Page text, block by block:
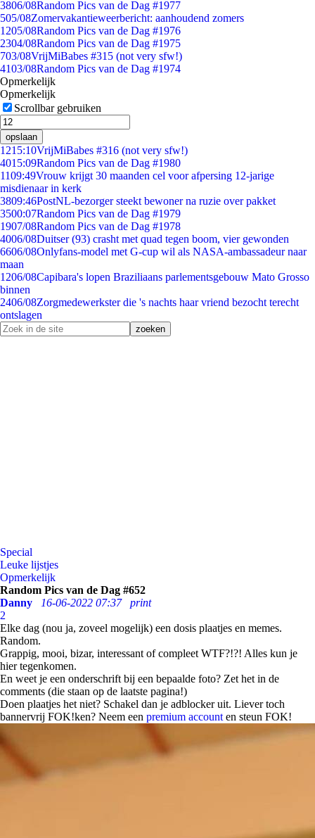
3806/08Random Pics van de Dag #1977
505/08Zomervakantieweerbericht: aanhoudend zomers
1205/08Random Pics van de Dag #1976
2304/08Random Pics van de Dag #1975
703/08VrijMiBabes #315 (not very sfw!)
4103/08Random Pics van de Dag #1974
Opmerkelijk
Opmerkelijk
Scrollbar gebruiken
opslaan
1215:10VrijMiBabes #316 (not very sfw!)
4015:09Random Pics van de Dag #1980
1109:49Vrouw krijgt 30 maanden cel voor afpersing 12-jarige
misdienaar in kerk
3809:46PostNL-bezorger steekt bewoner na ruzie over pakket
3500:07Random Pics van de Dag #1979
1907/08Random Pics van de Dag #1978
4006/08Duitser (93) crasht met quad tegen boom, vier gewonden
6606/08Onlyfans-model met G-cup wil als NASA-ambassadeur naar
maan
1206/08Capibara's lopen Braziliaans parlementsgebouw Mato Grosso
binnen
2406/08Zorgmedewerkster die 's nachts haar vriend bezocht terecht
ontslagen
Special
Leuke lijstjes
Opmerkelijk
Random Pics van de Dag #652
Danny
16-06-2022 07:37
print
2
Elke dag (nou ja, zoveel mogelijk) een dosis plaatjes en memes.
Random.
Grappig, mooi, bizar, interessant of compleet WTF?!?! Alles kun je
hier tegenkomen.
En weet je een onderschrift bij een bepaalde foto? Zet het in de
comments (die staan op de laatste pagina!)
Doen plaatjes het niet? Schakel dan je adblocker uit. Liever toch
bannervrij FOK!ken? Neem een premium account en steun FOK!